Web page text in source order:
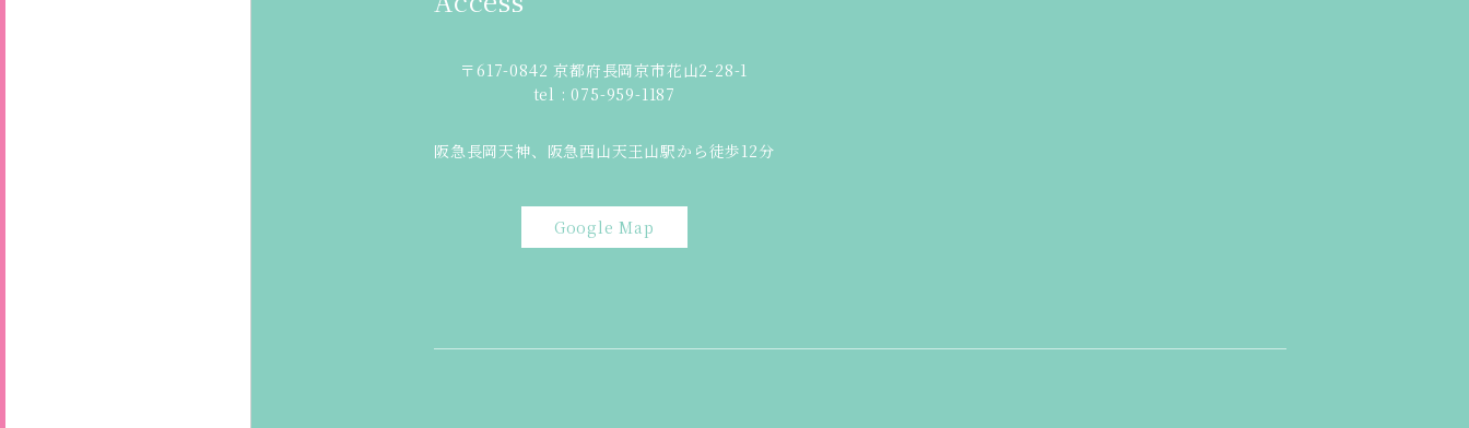
〒617-0842 京都府長岡京市花山2-28-1
tel : 075-959-1187
阪急長岡天神、阪急西山天王山駅から徒歩12分
Google Map